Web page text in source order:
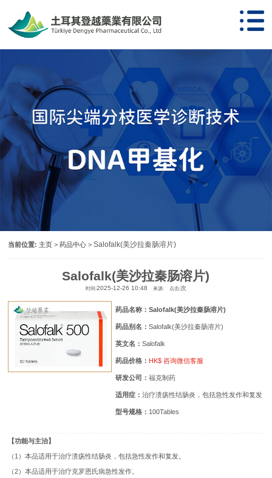
当前位置: 主页 >药品中心 >Salofalk(美沙拉秦肠溶片)
Salofalk(美沙拉秦肠溶片)
时间:2025-12-26 10:48 来源: 点击:次
药品名称：Salofalk(美沙拉秦肠溶片)
药品别名：Salofalk(美沙拉秦肠溶片)
英文名：Salofalk
药品价格： HK$ 咨询微信客服
研发公司：福克制药
适用症：治疗溃疡性结肠炎，包括急性发作和复发
型号规格： 100Tables
【功能与主治】
（1）本品适用于治疗溃疡性结肠炎，包括急性发作和复发。
（2）本品适用于治疗克罗恩氏病急性发作。